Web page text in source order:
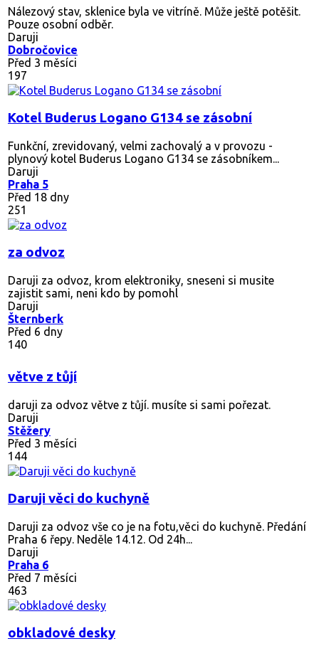
Nálezový stav, sklenice byla ve vitríně. Může ještě potěšit.
Pouze osobní odběr.
Daruji
Dobročovice
Před 3 měsíci
197
Kotel Buderus Logano G134 se zásobní
Funkční, zrevidovaný, velmi zachovalý a v provozu -
plynový kotel Buderus Logano G134 se zásobníkem...
Daruji
Praha 5
Před 18 dny
251
za odvoz
Daruji za odvoz, krom elektroniky, sneseni si musite
zajistit sami, neni kdo by pomohl
Daruji
Šternberk
Před 6 dny
140
větve z tůjí
daruji za odvoz větve z tůjí. musíte si sami pořezat.
Daruji
Stěžery
Před 3 měsíci
144
Daruji věci do kuchyně
Daruji za odvoz vše co je na fotu,věci do kuchyně. Předání
Praha 6 řepy. Neděle 14.12. Od 24h...
Daruji
Praha 6
Před 7 měsíci
463
obkladové desky